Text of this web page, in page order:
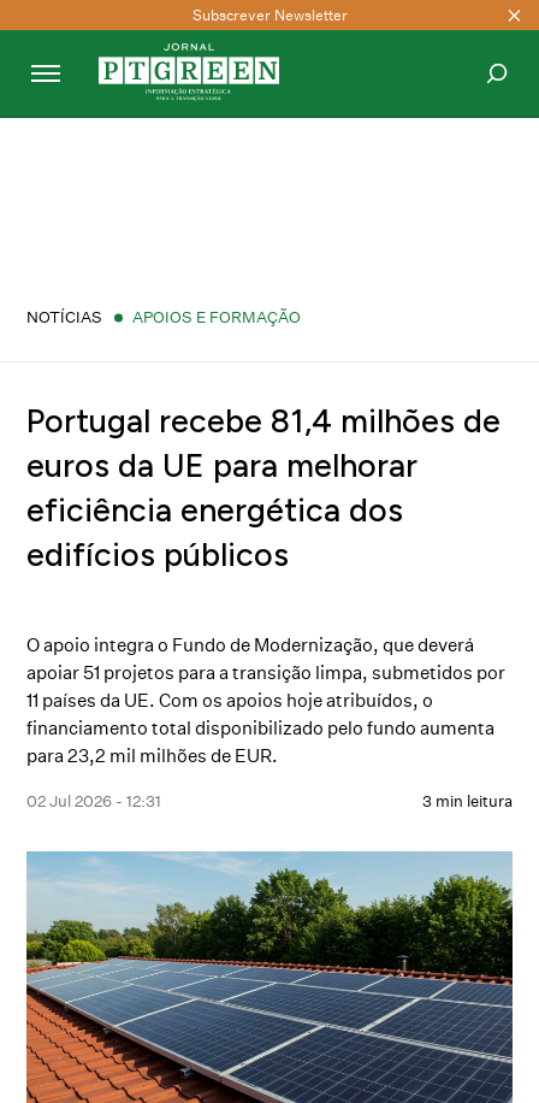
Subscrever Newsletter
NOTÍCIAS APOIOS E FORMAÇÃO
Portugal recebe 81,4 milhões de
euros da UE para melhorar
eficiência energética dos
edifícios públicos
O apoio integra o Fundo de Modernização, que deverá
apoiar 51 projetos para a transição limpa, submetidos por
11 países da UE. Com os apoios hoje atribuídos, o
financiamento total disponibilizado pelo fundo aumenta
para 23,2 mil milhões de EUR.
02 Jul 2026 - 12:31 3 min leitura